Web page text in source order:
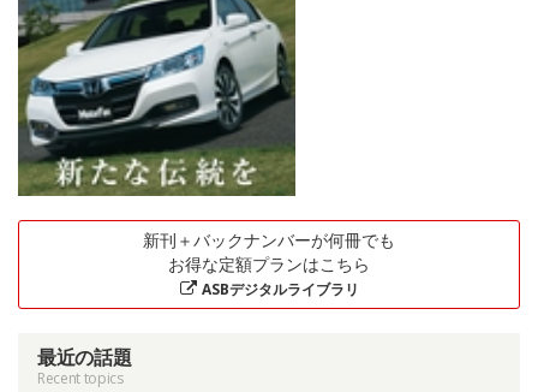
新刊＋バックナンバーが何冊でも
お得な定額プランはこちら
ASBデジタルライブラリ
最近の話題
Recent topics